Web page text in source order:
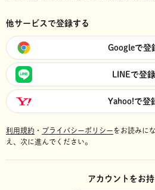
他サービスで登録する
Googleで登
LINEで登録
Yahoo!で登
利用規約 ・ プライバシーポリシーをお読みにな
え、次に進んでください。
アカウントをお